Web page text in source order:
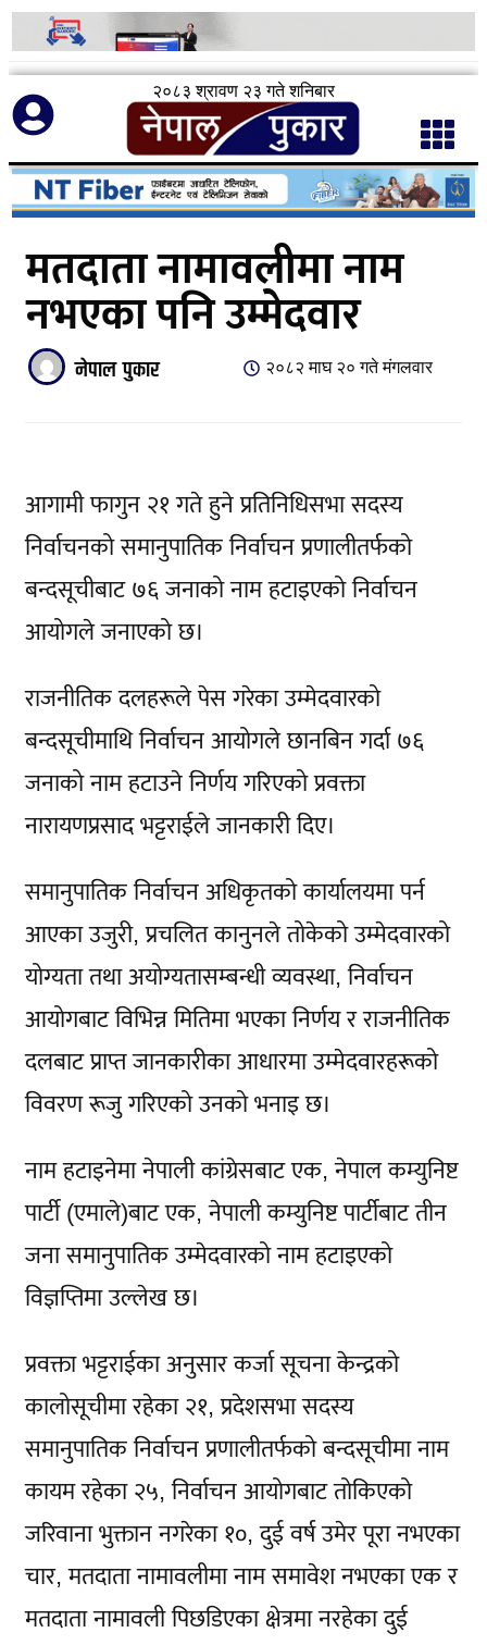
२०८३ श्रावण २३ गते शनिबार
मतदाता नामावलीमा नाम
नभएका पनि उम्मेदवार
नेपाल पुकार २०८२ माघ २० गते मंगलवार
आगामी फागुन २१ गते हुने प्रतिनिधिसभा सदस्य
निर्वाचनको समानुपातिक निर्वाचन प्रणालीतर्फको
बन्दसूचीबाट ७६ जनाको नाम हटाइएको निर्वाचन
आयोगले जनाएको छ।
राजनीतिक दलहरूले पेस गरेका उम्मेदवारको
बन्दसूचीमाथि निर्वाचन आयोगले छानबिन गर्दा ७६
जनाको नाम हटाउने निर्णय गरिएको प्रवक्ता
नारायणप्रसाद भट्टराईले जानकारी दिए।
समानुपातिक निर्वाचन अधिकृतको कार्यालयमा पर्न
आएका उजुरी, प्रचलित कानुनले तोकेको उम्मेदवारको
योग्यता तथा अयोग्यतासम्बन्धी व्यवस्था, निर्वाचन
आयोगबाट विभिन्न मितिमा भएका निर्णय र राजनीतिक
दलबाट प्राप्त जानकारीका आधारमा उम्मेदवारहरूको
विवरण रूजु गरिएको उनको भनाइ छ।
नाम हटाइनेमा नेपाली कांग्रेसबाट एक, नेपाल कम्युनिष्ट
पार्टी (एमाले)बाट एक, नेपाली कम्युनिष्ट पार्टीबाट तीन
जना समानुपातिक उम्मेदवारको नाम हटाइएको
विज्ञप्तिमा उल्लेख छ।
प्रवक्ता भट्टराईका अनुसार कर्जा सूचना केन्द्रको
कालोसूचीमा रहेका २१, प्रदेशसभा सदस्य
समानुपातिक निर्वाचन प्रणालीतर्फको बन्दसूचीमा नाम
कायम रहेका २५, निर्वाचन आयोगबाट तोकिएको
जरिवाना भुक्तान नगरेका १०, दुई वर्ष उमेर पूरा नभएका
चार, मतदाता नामावलीमा नाम समावेश नभएका एक र
मतदाता नामावली पिछडिएका क्षेत्रमा नरहेका दुई